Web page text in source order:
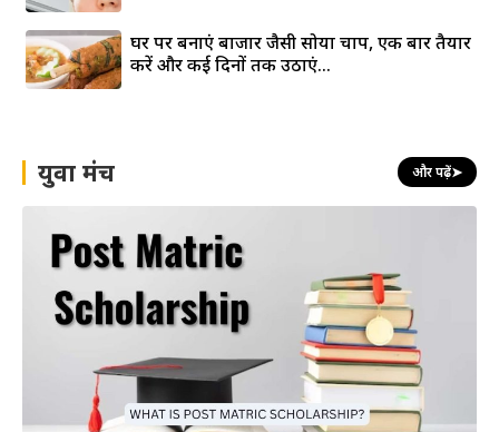
घर पर बनाएं बाजार जैसी सोया चाप, एक बार तैयार
करें और कई दिनों तक उठाएं...
युवा मंच और पढ़ें➤